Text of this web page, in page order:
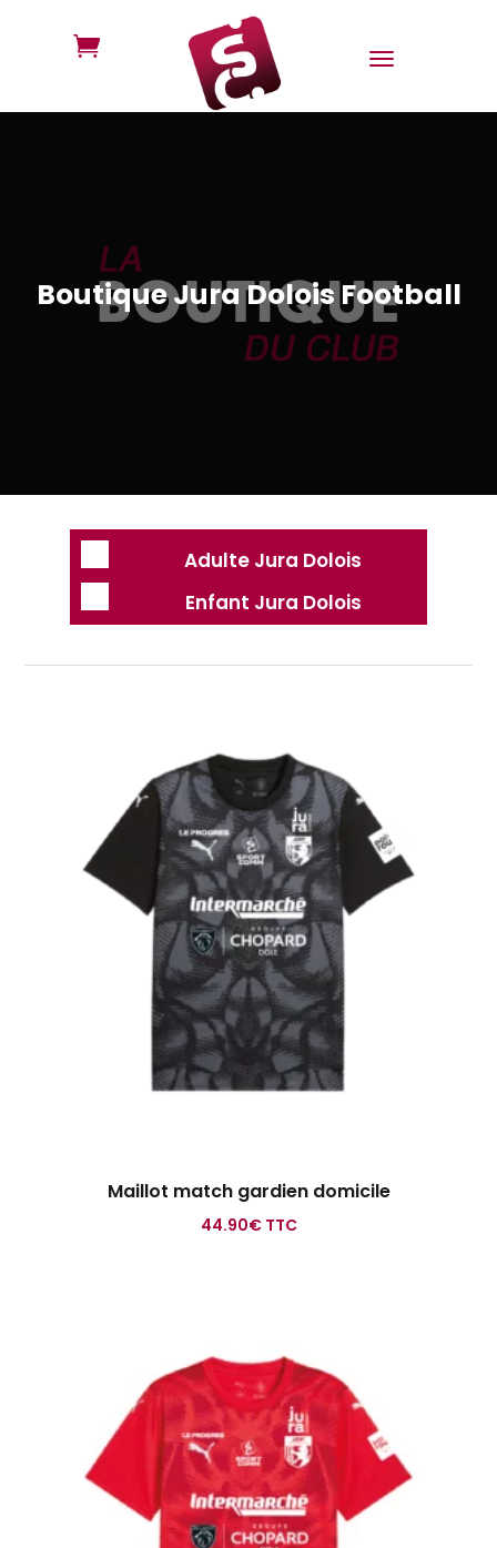

Boutique Jura Dolois Football
Adulte Jura Dolois
Enfant Jura Dolois
Maillot match gardien domicile
44.90€ TTC